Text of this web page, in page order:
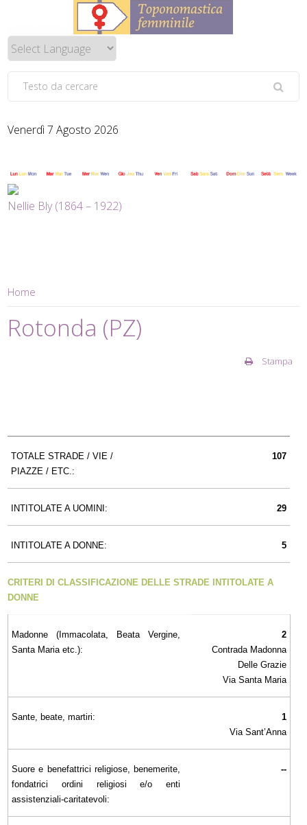
Venerdì 7 Agosto 2026
Nellie Bly (1864 – 1922)
Home
Rotonda (PZ)
Stampa
TOTALE STRADE / VIE /
PIAZZE / ETC.:
107
INTITOLATE A UOMINI: 29
INTITOLATE A DONNE: 5
CRITERI DI CLASSIFICAZIONE DELLE STRADE INTITOLATE A
DONNE
Madonne (Immacolata, Beata Vergine,
Santa Maria etc.):
2
Contrada Madonna
Delle Grazie
Via Santa Maria
Sante, beate, martiri:
1
Via Sant’Anna
Suore e benefattrici religiose, benemerite,
fondatrici ordini religiosi e/o enti
assistenziali-caritatevoli:
--